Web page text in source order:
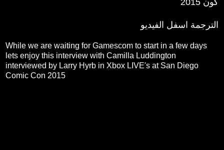
الترجمة اسفل الفيديو
While we are waiting for Gamescom to start in a few days
lets enjoy this interview with Camilla Luddington
interviewed by Larry Hyrb in Xbox LIVE's at San Diego
Comic Con 2015